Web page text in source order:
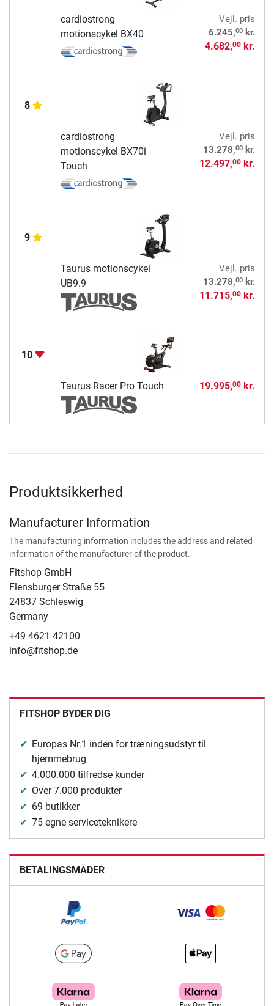
cardiostrong
motionscykel BX40
Vejl. pris
6.245,00kr.
4.682,00kr.
8
cardiostrong
motionscykel BX70i
Touch
Vejl. pris
13.278,00kr.
12.497,00kr.
9
Taurus motionscykel
UB9.9
Vejl. pris
13.278,00kr.
11.715,00kr.
10
Taurus Racer Pro Touch 19.995,00kr.
Produktsikkerhed
Manufacturer Information
The manufacturing information includes the address and related
information of the manufacturer of the product.
Fitshop GmbH
Flensburger Straße 55
24837 Schleswig
Germany
+49 4621 42100
info@fitshop.de
FITSHOP BYDER DIG
Europas Nr.1 inden for træningsudstyr til
hjemmebrug
4.000.000 tilfredse kunder
Over 7.000 produkter
69 butikker
75 egne serviceteknikere
BETALINGSMÅDER